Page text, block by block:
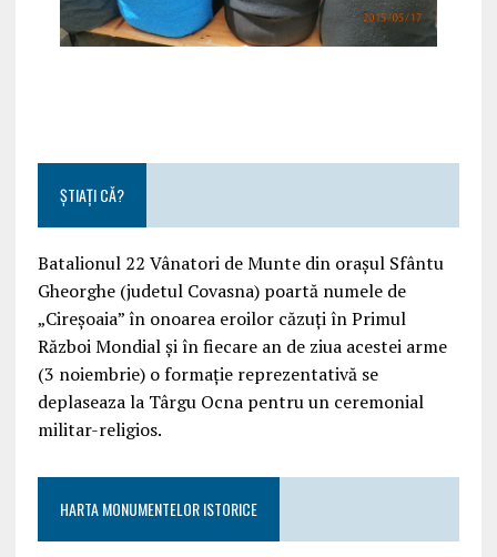
ȘTIAȚI CĂ?
Batalionul 22 Vânatori de Munte din orașul Sfântu
Gheorghe (judetul Covasna) poartă numele de
„Cireșoaia” în onoarea eroilor căzuți în Primul
Război Mondial și în fiecare an de ziua acestei arme
(3 noiembrie) o formație reprezentativă se
deplaseaza la Târgu Ocna pentru un ceremonial
militar-religios.
HARTA MONUMENTELOR ISTORICE